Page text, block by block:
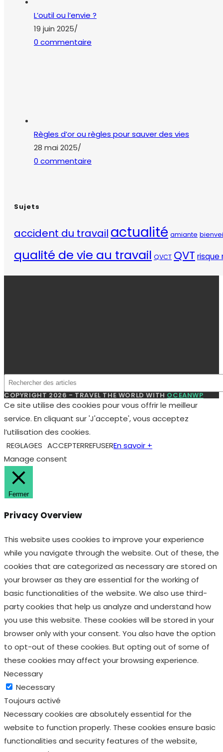
L’outil ou l’envie ?
19 juin 2025/
0 commentaire
Règles d’or ou règles pour sauver des vies
28 mai 2025/
0 commentaire
Sujets
accident du travail actualité amiante
qualité de vie au travail QVCT QVT risque
COPYRIGHT 2026 - TRAVEL THE WORLD WITHOCEANWP
Ce site utilise des cookies pour vous offrir le meilleur
service. En cliquant sur 'J'accepte', vous acceptez
l’utilisation des cookies.
REGLAGES ACCEPTERREFUSEREn savoir +
Manage consent
Fermer
Privacy Overview
This website uses cookies to improve your experience
while you navigate through the website. Out of these, the
cookies that are categorized as necessary are stored on
your browser as they are essential for the working of
basic functionalities of the website. We also use third-
party cookies that help us analyze and understand how
you use this website. These cookies will be stored in your
browser only with your consent. You also have the option
to opt-out of these cookies. But opting out of some of
these cookies may affect your browsing experience.
Necessary
Necessary
Toujours activé
Necessary cookies are absolutely essential for the
website to function properly. These cookies ensure basic
functionalities and security features of the website,